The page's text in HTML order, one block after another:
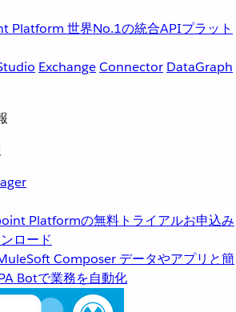
Platform 世界No.1の統合APIプラット
ExchangeConnector DataGraph
Platformの無料トライアルお申込み
ロード
Composer データやアプリと簡
Botで業務を自動化